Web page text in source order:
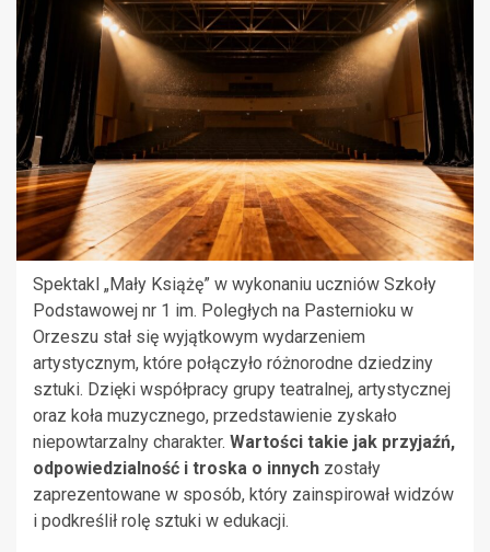
Spektakl „Mały Książę” w wykonaniu uczniów Szkoły
Podstawowej nr 1 im. Poległych na Pasternioku w
Orzeszu stał się wyjątkowym wydarzeniem
artystycznym, które połączyło różnorodne dziedziny
sztuki. Dzięki współpracy grupy teatralnej, artystycznej
oraz koła muzycznego, przedstawienie zyskało
niepowtarzalny charakter. Wartości takie jak przyjaźń,
odpowiedzialność i troska o innych zostały
zaprezentowane w sposób, który zainspirował widzów
i podkreślił rolę sztuki w edukacji.